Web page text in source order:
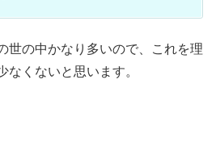
世の中かなり多いので、これを理
なくないと思います。